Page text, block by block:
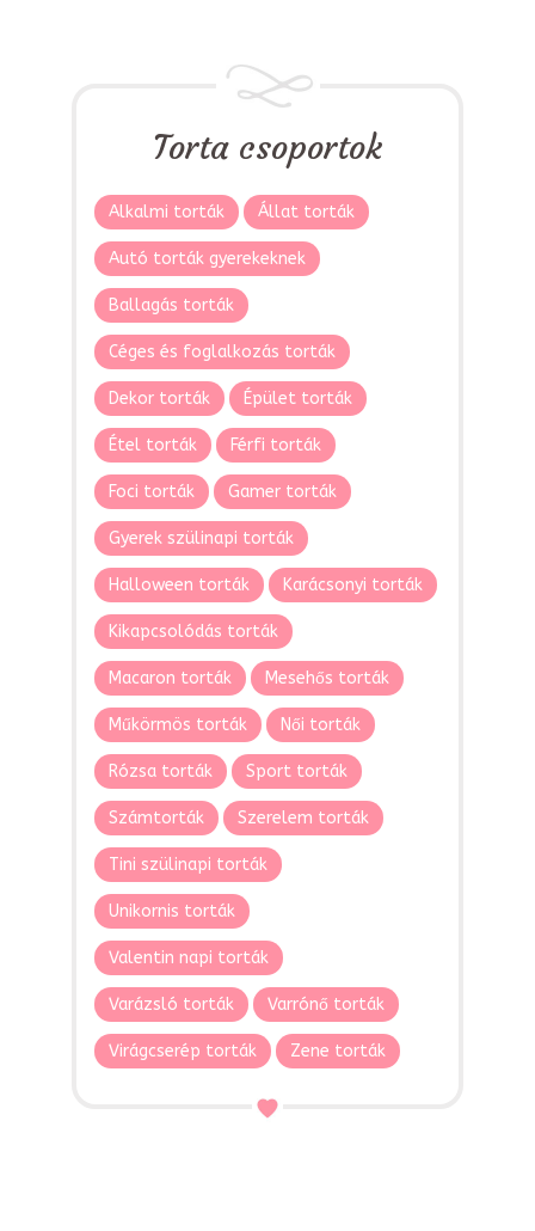
Torta csoportok
Alkalmi torták Állat torták
Autó torták gyerekeknek
Ballagás torták
Céges és foglalkozás torták
Dekor torták Épület torták
Étel torták Férfi torták
Foci torták Gamer torták
Gyerek szülinapi torták
Halloween torták Karácsonyi torták
Kikapcsolódás torták
Macaron torták Mesehős torták
Műkörmös torták Női torták
Rózsa torták Sport torták
Számtorták Szerelem torták
Tini szülinapi torták
Unikornis torták
Valentin napi torták
Varázsló torták Varrónő torták
Virágcserép torták Zene torták